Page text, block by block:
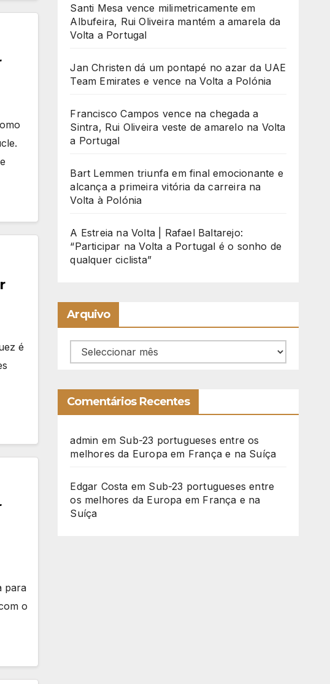
é
para
o
Santi Mesa vence milimetricamente em
Albufeira, Rui Oliveira mantém a amarela da
Volta a Portugal
Jan Christen dá um pontapé no azar da UAE
Team Emirates e vence na Volta a Polónia
Francisco Campos vence na chegada a
Sintra, Rui Oliveira veste de amarelo na Volta
a Portugal
Bart Lemmen triunfa em final emocionante e
alcança a primeira vitória da carreira na
Volta à Polónia
A Estreia na Volta | Rafael Baltarejo:
“Participar na Volta a Portugal é o sonho de
qualquer ciclista”
Arquivo
Arquivo
Comentários Recentes
admin em Sub-23 portugueses entre os
melhores da Europa em França e na Suíça
Edgar Costa em Sub-23 portugueses entre
os melhores da Europa em França e na
Suíça